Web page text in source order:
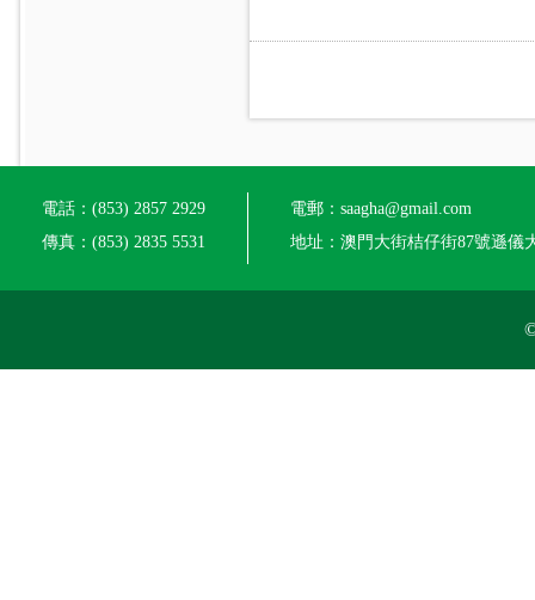
電話：(853) 2857 2929
傳真：(853) 2835 5531
電郵：saagha@gmail.com
地址：澳門大街桔仔街87號遜儀